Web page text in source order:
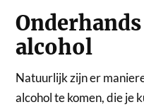
alcohol
Natuurlijk zijn er
alcohol te komen, die je